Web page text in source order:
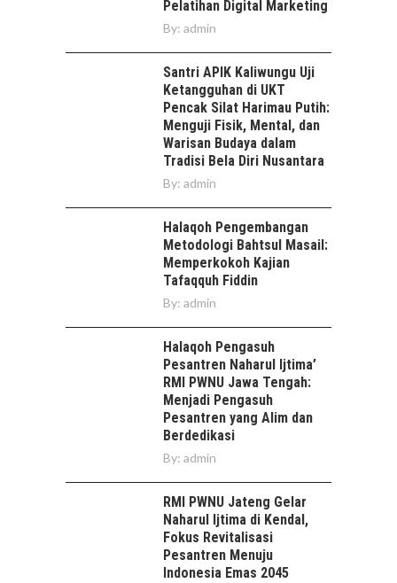
Pelatihan Digital Marketing
By: admin
Santri APIK Kaliwungu Uji
Ketangguhan di UKT
Pencak Silat Harimau Putih:
Menguji Fisik, Mental, dan
Warisan Budaya dalam
Tradisi Bela Diri Nusantara
By: admin
Halaqoh Pengembangan
Metodologi Bahtsul Masail:
Memperkokoh Kajian
Tafaqquh Fiddin
By: admin
Halaqoh Pengasuh
Pesantren Naharul Ijtima’
RMI PWNU Jawa Tengah:
Menjadi Pengasuh
Pesantren yang Alim dan
Berdedikasi
By: admin
RMI PWNU Jateng Gelar
Naharul Ijtima di Kendal,
Fokus Revitalisasi
Pesantren Menuju
Indonesia Emas 2045